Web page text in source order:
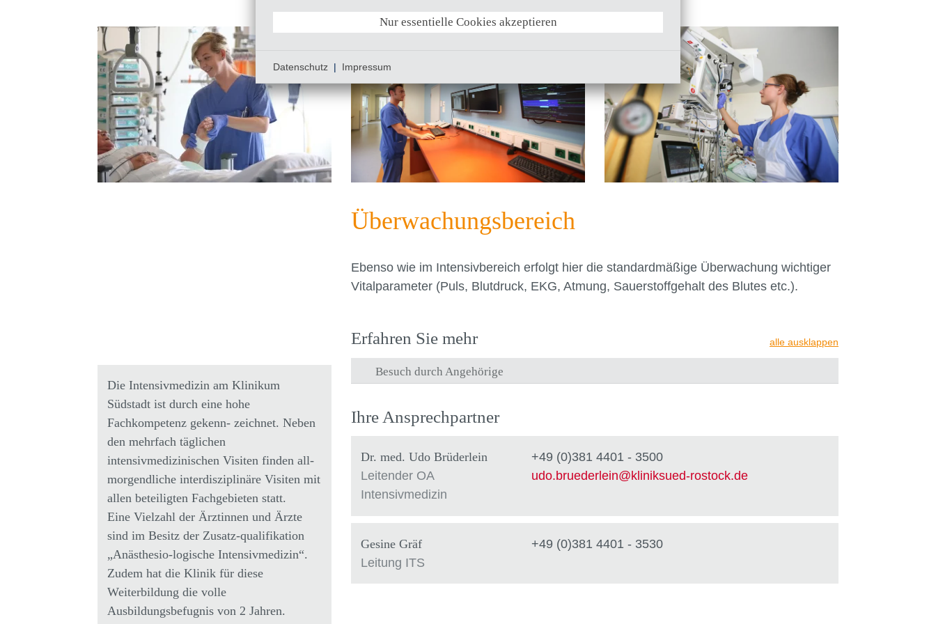
Überwachungsbereich
Ebenso wie im Intensivbereich erfolgt hier die standardmäßige Überwachung wichtiger
Vitalparameter (Puls, Blutdruck, EKG, Atmung, Sauerstoffgehalt des Blutes etc.).
Die Intensivmedizin am Klinikum
Südstadt ist durch eine hohe
Fachkompetenz gekenn- zeichnet. Neben
den mehrfach täglichen
intensivmedizinischen Visiten finden all-
morgendliche interdisziplinäre Visiten mit
allen beteiligten Fachgebieten statt.
Eine Vielzahl der Ärztinnen und Ärzte
sind im Besitz der Zusatz-qualifikation
„Anästhesio-logische Intensivmedizin“.
Zudem hat die Klinik für diese
Weiterbildung die volle
Ausbildungsbefugnis von 2 Jahren.
Erfahren Sie mehr alle ausklappen
Besuch durch Angehörige
Ihre Ansprechpartner
Dr. med. Udo Brüderlein
Leitender OA
Intensivmedizin
+49 (0)381 4401 - 3500
udo.bruederlein@kliniksued-rostock.de
Gesine Gräf
Leitung ITS
+49 (0)381 4401 - 3530
Nur essentielle Cookies akzeptieren
Datenschutz | Impressum